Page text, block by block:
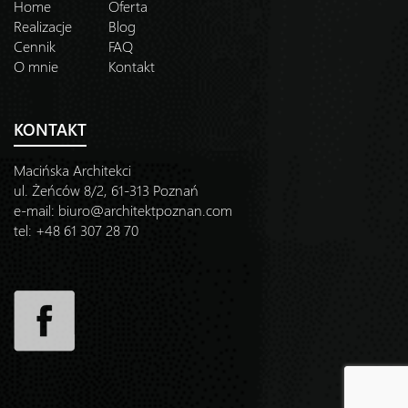
Home
Oferta
Realizacje
Blog
Cennik
FAQ
O mnie
Kontakt
KONTAKT
Macińska Architekci
ul. Żeńców 8/2, 61-313 Poznań
e-mail: biuro@architektpoznan.com
tel: +48 61 307 28 70